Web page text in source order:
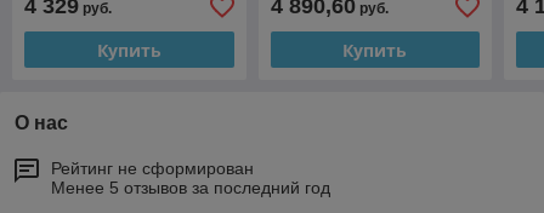
4 329 руб.
Купить
4 890,60руб.
Купить
4
О нас
Рейтинг не сформирован
Менее 5 отзывов за последний год